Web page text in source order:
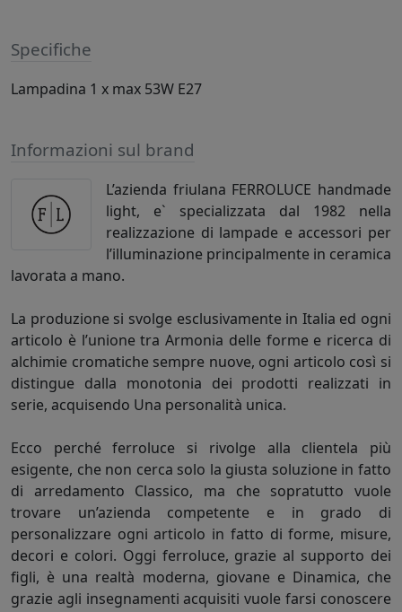
Specifiche
Lampadina 1 x max 53W E27
Informazioni sul brand
L’azienda friulana FERROLUCE handmade
light, e` specializzata dal 1982 nella
realizzazione di lampade e accessori per
l’illuminazione principalmente in ceramica
lavorata a mano.
La produzione si svolge esclusivamente in Italia ed ogni
articolo è l’unione tra Armonia delle forme e ricerca di
alchimie cromatiche sempre nuove, ogni articolo così si
distingue dalla monotonia dei prodotti realizzati in
serie, acquisendo Una personalità unica.
Ecco perché ferroluce si rivolge alla clientela più
esigente, che non cerca solo la giusta soluzione in fatto
di arredamento Classico, ma che sopratutto vuole
trovare un’azienda competente e in grado di
personalizzare ogni articolo in fatto di forme, misure,
decori e colori. Oggi ferroluce, grazie al supporto dei
figli, è una realtà moderna, giovane e Dinamica, che
grazie agli insegnamenti acquisiti vuole farsi conoscere